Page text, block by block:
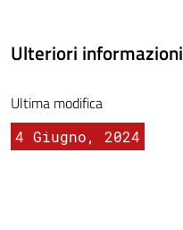
Ulteriori informazioni
Ultima modifica
4 Giugno, 2024